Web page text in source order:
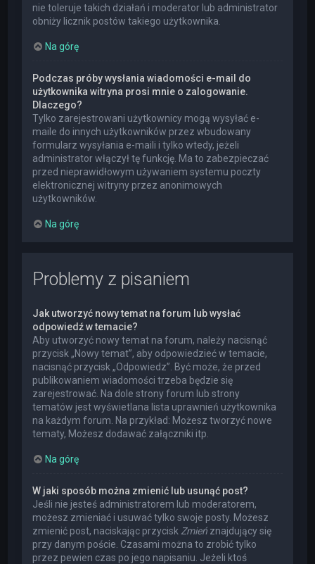
nie toleruje takich działań i moderator lub administrator
obniży licznik postów takiego użytkownika.
Na górę
Podczas próby wysłania wiadomości e-mail do
użytkownika witryna prosi mnie o zalogowanie.
Dlaczego?
Tylko zarejestrowani użytkownicy mogą wysyłać e-
maile do innych użytkowników przez wbudowany
formularz wysyłania e-maili i tylko wtedy, jeżeli
administrator włączył tę funkcję. Ma to zabezpieczać
przed nieprawidłowym używaniem systemu poczty
elektronicznej witryny przez anonimowych
użytkowników.
Na górę
Problemy z pisaniem
Jak utworzyć nowy temat na forum lub wysłać
odpowiedź w temacie?
Aby utworzyć nowy temat na forum, należy nacisnąć
przycisk „Nowy temat”, aby odpowiedzieć w temacie,
nacisnąć przycisk „Odpowiedz”. Być może, że przed
publikowaniem wiadomości trzeba będzie się
zarejestrować. Na dole strony forum lub strony
tematów jest wyświetlana lista uprawnień użytkownika
na każdym forum. Na przykład: Możesz tworzyć nowe
tematy, Możesz dodawać załączniki itp.
Na górę
W jaki sposób można zmienić lub usunąć post?
Jeśli nie jesteś administratorem lub moderatorem,
możesz zmieniać i usuwać tylko swoje posty. Możesz
zmienić post, naciskając przycisk Zmień znajdujący się
przy danym poście. Czasami można to zrobić tylko
przez pewien czas po jego napisaniu. Jeżeli ktoś